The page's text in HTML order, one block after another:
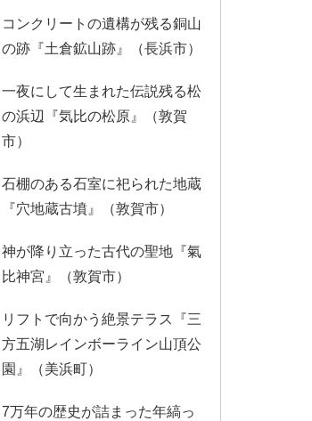
コンクリートの遺構が残る銅山
の跡『土倉鉱山跡』（長浜市）
一夜にして生まれた伝説残る松
の浜辺『気比の松原』（敦賀
市）
石棚のある石室に祀られた地蔵
『穴地蔵古墳』（敦賀市）
神が降り立った古代の聖地『氣
比神宮』（敦賀市）
リフトで向かう絶景テラス『三
方五湖レインボーライン山頂公
園』（美浜町）
7万年の歴史が詰まった年縞っ